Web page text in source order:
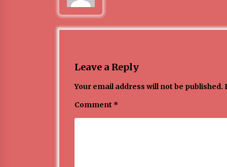
Leave a Reply
Your email address will not be published.
Comment *